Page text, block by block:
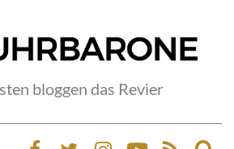
bloggen das Revier